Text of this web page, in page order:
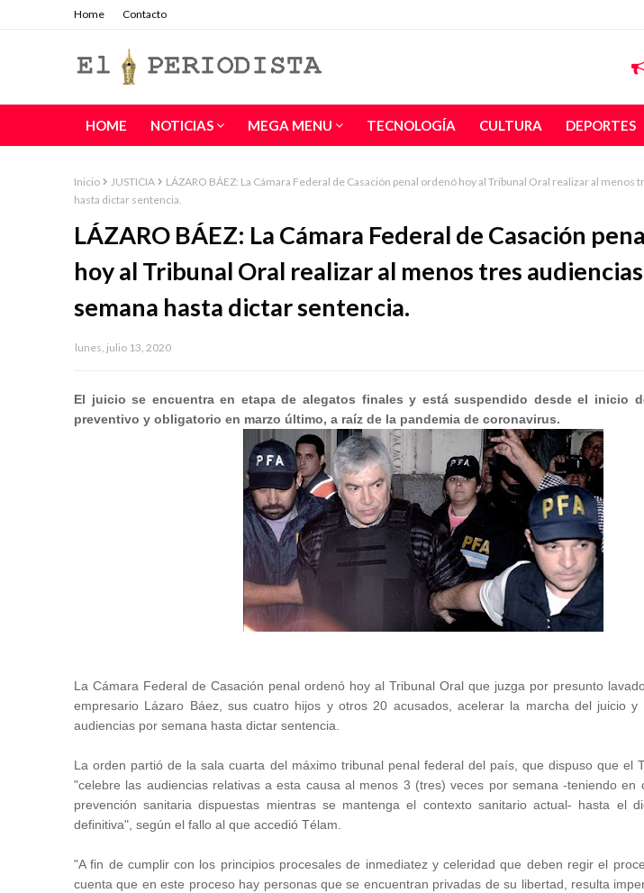
Home Contacto
HOME NOTICIAS MEGA MENU TECNOLOGÍA CULTURA DEPORTES
Inicio JUSTICIA
LÁZARO BÁEZ: La Cámara Federal de Casación penal ordenó hoy al Tribunal Oral realizar al menos
hasta dictar sentencia.
LÁZARO BÁEZ: La Cámara Federal de Casación
hoy al Tribunal Oral realizar al menos tres
semana hasta dictar sentencia.
lunes, julio 13, 2020
El juicio se encuentra en etapa de alegatos finales y está suspendido desde el inicio
preventivo y obligatorio en marzo último, a raíz de la pandemia de coronavirus.
La Cámara Federal de Casación penal ordenó hoy al Tribunal Oral que juzga por presunto
empresario Lázaro Báez, sus cuatro hijos y otros 20 acusados, acelerar la marcha del juicio
audiencias por semana hasta dictar sentencia.
La orden partió de la sala cuarta del máximo tribunal penal federal del país, que dispuso que el
"celebre las audiencias relativas a esta causa al menos 3 (tres) veces por semana -teniendo en
prevención sanitaria dispuestas mientras se mantenga el contexto sanitario actual- hasta el
definitiva", según el fallo al que accedió Télam.
"A fin de cumplir con los principios procesales de inmediatez y celeridad que deben regir el
cuenta que en este proceso hay personas que se encuentran privadas de su libertad, resulta